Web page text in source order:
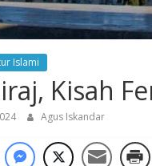
Islami
Kisah
Agus Iskandar